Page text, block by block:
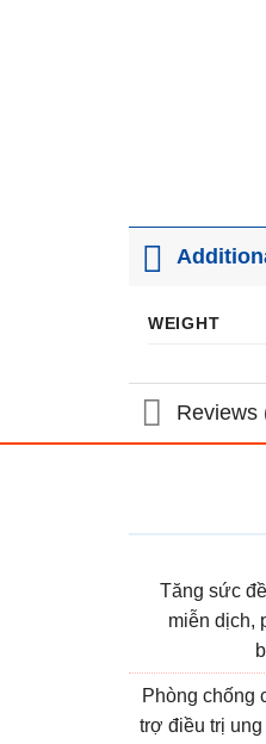
WEIGHT
Reviews
Tăng sức
miễn dịch,
Phòng chống
trợ điều trị